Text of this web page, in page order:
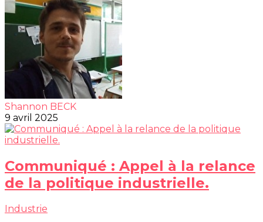
Shannon BECK
9 avril 2025
Communiqué : Appel à la relance
de la politique industrielle.
Industrie